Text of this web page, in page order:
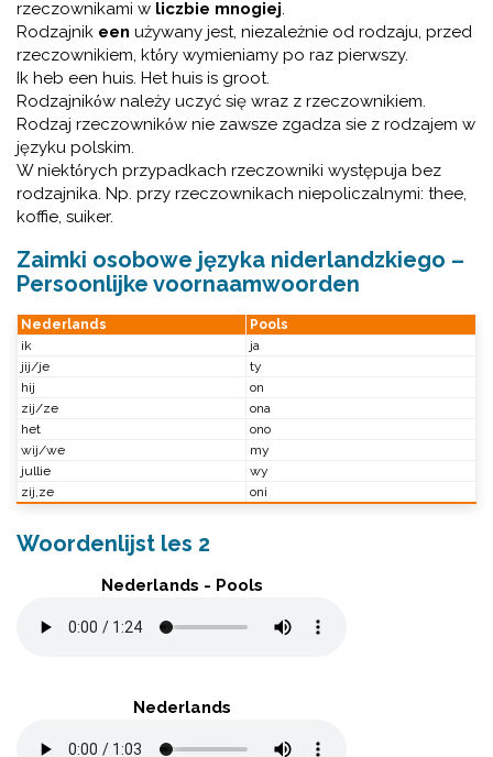
rzeczownikami w liczbie mnogiej.
Rodzajnik een używany jest, niezależnie od rodzaju, przed
rzeczownikiem, ktόry wymieniamy po raz pierwszy.
Ik heb een huis. Het huis is groot.
Rodzajnikόw należy uczyć się wraz z rzeczownikiem.
Rodzaj rzeczownikόw nie zawsze zgadza sie z rodzajem w
języku polskim.
W niektόrych przypadkach rzeczowniki występuja bez
rodzajnika. Np. przy rzeczownikach niepoliczalnymi: thee,
koffie, suiker.
Zaimki osobowe języka niderlandzkiego –
Persoonlijke voornaamwoorden
Nederlands
Pools
ik
ja
jij/je
ty
hij
on
zij/ze
ona
het
ono
wij/we
my
jullie
wy
zij,ze
oni
Woordenlijst les 2
Nederlands - Pools
Nederlands